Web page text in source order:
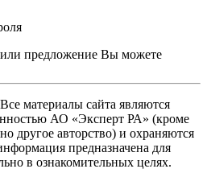
или предложение Вы можете
материалы сайта являются
АО «Эксперт РА» (кроме
другое авторство) и охраняются
предназначена для
в ознакомительных целях.